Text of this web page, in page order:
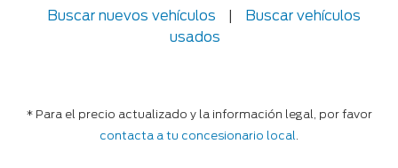
Buscar nuevos vehículos
Buscar vehículos
usados
* Para el precio actualizado y la información legal, por favor
contacta a tu concesionario local.